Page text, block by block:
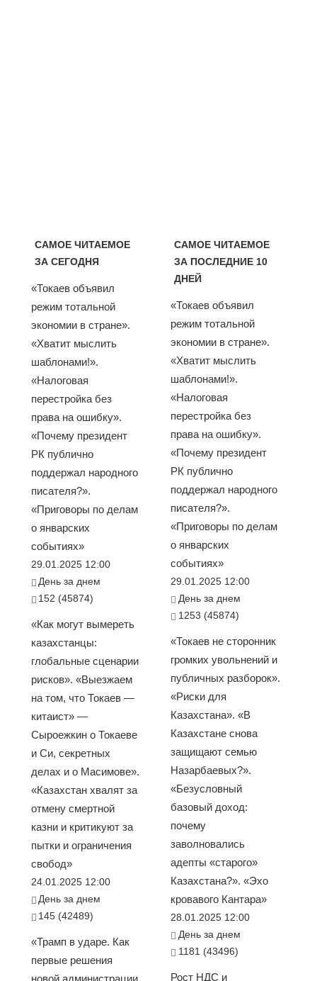
САМОЕ ЧИТАЕМОЕ
ЗА СЕГОДНЯ
«Токаев объявил
режим тотальной
экономии в стране».
«Хватит мыслить
шаблонами!».
«Налоговая
перестройка без
права на ошибку».
«Почему президент
РК публично
поддержал народного
писателя?».
«Приговоры по делам
о январских
событиях»
29.01.2025 12:00
День за днем
152 (45874)
«Как могут вымереть
казахстанцы:
глобальные сценарии
рисков». «Выезжаем
на том, что Токаев —
китаист» —
Сыроежкин о Токаеве
и Си, секретных
делах и о Масимове».
«Казахстан хвалят за
отмену смертной
казни и критикуют за
пытки и ограничения
свобод»
24.01.2025 12:00
День за днем
145 (42489)
«Трамп в ударе. Как
первые решения
новой администрации
САМОЕ ЧИТАЕМОЕ
ЗА ПОСЛЕДНИЕ 10
ДНЕЙ
«Токаев объявил
режим тотальной
экономии в стране».
«Хватит мыслить
шаблонами!».
«Налоговая
перестройка без
права на ошибку».
«Почему президент
РК публично
поддержал народного
писателя?».
«Приговоры по делам
о январских
событиях»
29.01.2025 12:00
День за днем
1253 (45874)
«Токаев не сторонник
громких увольнений и
публичных разборок».
«Риски для
Казахстана». «В
Казахстане снова
защищают семью
Назарбаевых?».
«Безусловный
базовый доход:
почему
заволновались
адепты «старого»
Казахстана?». «Эхо
кровавого Кантара»
28.01.2025 12:00
День за днем
1181 (43496)
Рост НДС и